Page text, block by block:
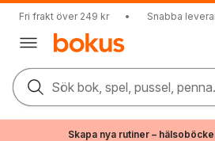
Fri frakt över 249 kr • Snabba
Sök bok, spel, pussel,
Skapa nya rutiner –